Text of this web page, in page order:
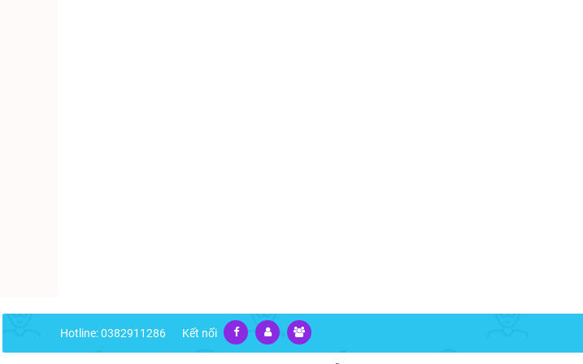
Hotline: 0382911286 Kết nối